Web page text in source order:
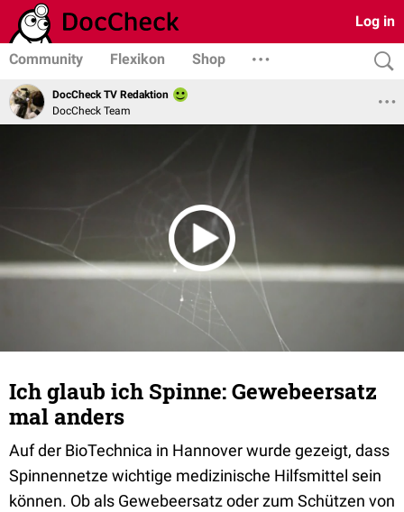
Log in
Community Flexikon Shop
DocCheck TV Redaktion
DocCheck Team
Ich glaub ich Spinne: Gewebeersatz
mal anders
Auf der BioTechnica in Hannover wurde gezeigt, dass
Spinnennetze wichtige medizinische Hilfsmittel sein
können. Ob als Gewebeersatz oder zum Schützen von